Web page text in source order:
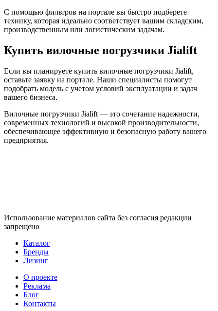
С помощью фильтров на портале вы быстро подберете
технику, которая идеально соответствует вашим складским,
производственным или логистическим задачам.
Купить вилочные погрузчики Jialift
Если вы планируете купить вилочные погрузчики Jialift,
оставьте заявку на портале. Наши специалисты помогут
подобрать модель с учетом условий эксплуатации и задач
вашего бизнеса.
Вилочные погрузчики Jialift — это сочетание надежности,
современных технологий и высокой производительности,
обеспечивающее эффективную и безопасную работу вашего
предприятия.
Использование материалов сайта без согласия редакции
запрещено
Каталог
Бренды
Лизинг
О проекте
Реклама
Блог
Контакты